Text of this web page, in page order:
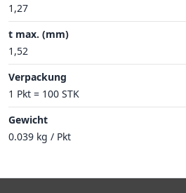
1,27
t max. (mm)
1,52
Verpackung
1 Pkt = 100 STK
Gewicht
0.039 kg / Pkt